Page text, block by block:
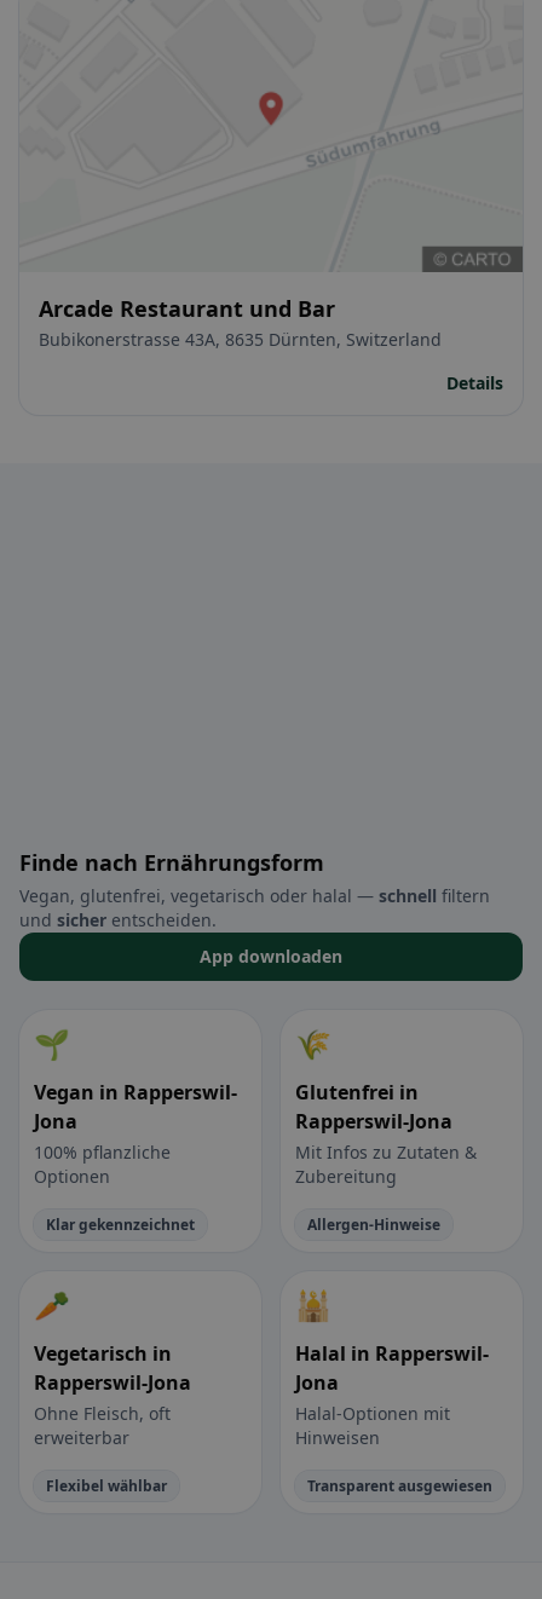
Arcade Restaurant und Bar
Bubikonerstrasse 43A, 8635 Dürnten, Switzerland
Details
Finde nach Ernährungsform
Vegan, glutenfrei, vegetarisch oder halal — schnell filtern
und sicher entscheiden.
App downloaden
🌱
Vegan in Rapperswil-
Jona
100% pflanzliche
Optionen
Klar gekennzeichnet
🌾
Glutenfrei in
Rapperswil-Jona
Mit Infos zu Zutaten &
Zubereitung
Allergen-Hinweise
🥕
Vegetarisch in
Rapperswil-Jona
Ohne Fleisch, oft
erweiterbar
Flexibel wählbar
🕌
Halal in Rapperswil-
Jona
Halal-Optionen mit
Hinweisen
Transparent ausgewiesen